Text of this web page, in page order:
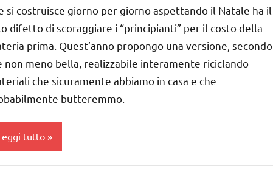
GLI
si costruisce giorno per giorno aspettando il Natale ha il
difetto di scoraggiare i “principianti” per il costo della
prima. Quest’anno propongo una versione, secondo
non meno bella, realizzabile interamente riciclando
che sicuramente abbiamo in casa e che
butteremmo.
tutto